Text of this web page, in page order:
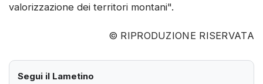
valorizzazione dei territori montani".
© RIPRODUZIONE RISERVATA
Segui il Lametino